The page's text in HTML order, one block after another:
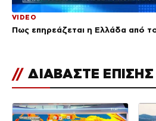
VIDEO
Πως επηρεάζεται η Ελλάδα από
// ΔΙΑΒΑΣΤΕ ΕΠΙΣΗΣ